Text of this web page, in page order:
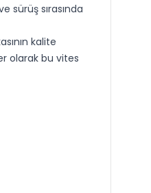
sürüş sırasında
kalite
olarak bu vites